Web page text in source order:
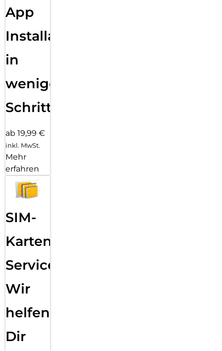
App
Installation
in
wenigen
Schritten
ab 19,99 €
inkl. MwSt.
Mehr
erfahren
SIM-
Karten
Service:
Wir
helfen
Dir